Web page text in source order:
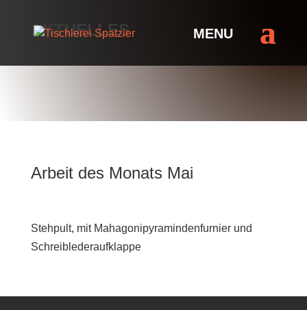
AKTUELLES
Arbeit des Monats Mai
Stehpult, mit Mahagonipyramindenfurnier und
Schreiblederaufklappe